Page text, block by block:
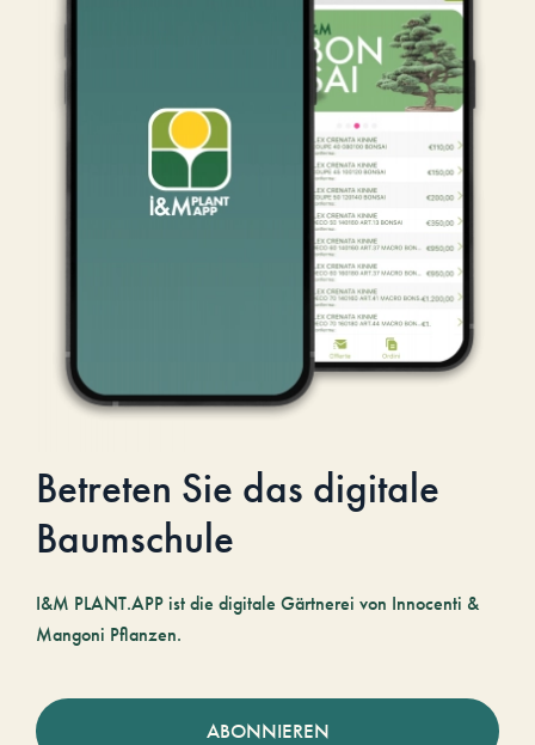
Betreten Sie das digitale
Baumschule
I&M PLANT.APP ist die digitale Gärtnerei von Innocenti &
Mangoni Pflanzen.
ABONNIEREN